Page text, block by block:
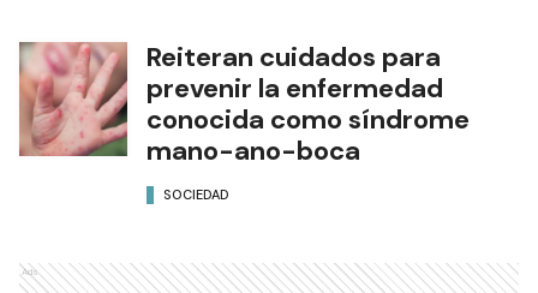
Reiteran cuidados para
prevenir la enfermedad
conocida como síndrome
mano-ano-boca
SOCIEDAD
Ads